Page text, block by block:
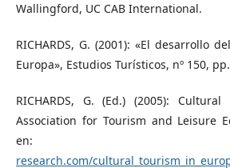
Wallingford, UC CAB International.
RICHARDS, G. (2001): «El desarrollo
Europa», Estudios Turísticos, nº 150,
RICHARDS, G. (Ed.) (2005):
Association for Tourism and Leisure
en:
research.com/